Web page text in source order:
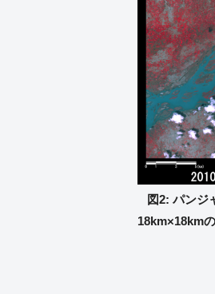
図2: パンジ
18km×18km